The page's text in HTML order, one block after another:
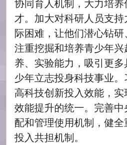
协同育人机制，大力培
才。加大对科研人员支
际困难，让他们潜心钻研
注重挖掘和培养青少年
养、实验能力，吸引更
少年立志投身科技事业
高科技创新投入效能，
效能提升的统一。完善
配和管理使用机制，健
投入共担机制。